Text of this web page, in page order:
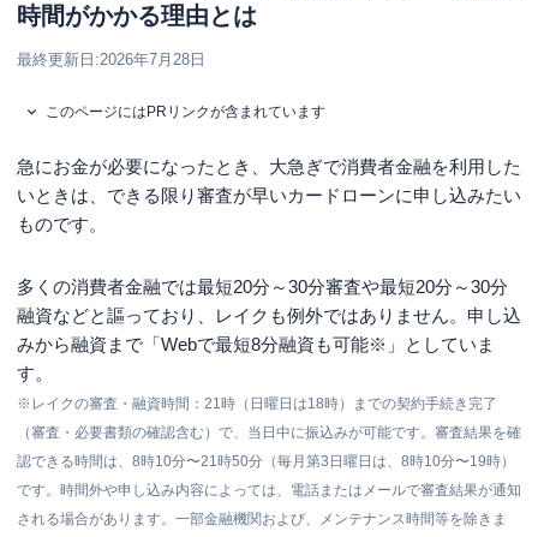
時間がかかる理由とは
最終更新日:2026年7月28日
このページにはPRリンクが含まれています
急にお金が必要になったとき、大急ぎで消費者金融を利用した
いときは、できる限り審査が早いカードローンに申し込みたい
ものです。
多くの消費者金融では最短20分～30分審査や最短20分～30分
融資などと謳っており、レイクも例外ではありません。申し込
みから融資まで「Webで最短8分融資も可能※ 」としていま
す。
※レイクの審査・融資時間：21時（日曜日は18時）までの契約手続き完了
（審査・必要書類の確認含む）で、当日中に振込みが可能です。審査結果を確
認できる時間は、8時10分〜21時50分（毎月第3日曜日は、8時10分〜19時）
です。時間外や申し込み内容によっては、電話またはメールで審査結果が通知
される場合があります。一部金融機関および、メンテナンス時間等を除きま